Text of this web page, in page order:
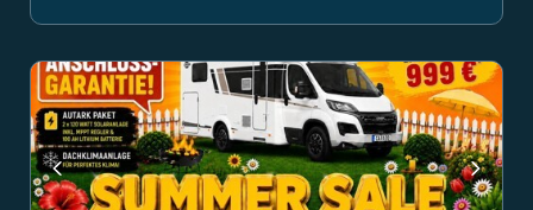
Previous Next